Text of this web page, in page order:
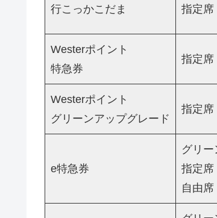
行こっかこだま 指定
Westerポイント
特急券
指定
Westerポイント
グリーンアップグレード
指定
e特急券
グリー
指定
自由